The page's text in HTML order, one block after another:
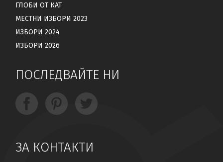
ГЛОБИ ОТ КАТ
МЕСТНИ ИЗБОРИ 2023
ИЗБОРИ 2024
ИЗБОРИ 2026
ПОСЛЕДВАЙТЕ НИ
ЗА КОНТАКТИ